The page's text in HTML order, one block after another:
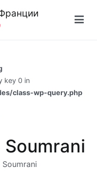
key 0 in
class-wp-query.php
Soumrani
Soumrani